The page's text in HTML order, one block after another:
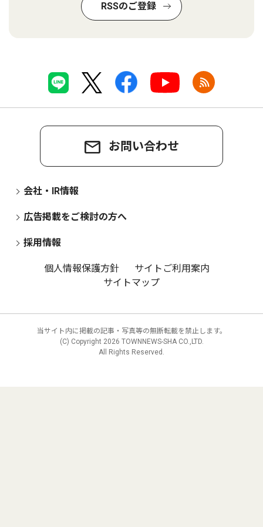
RSSのご登録
お問い合わせ
会社・IR情報
広告掲載をご検討の方へ
採用情報
個人情報保護方針
サイトご利用案内
サイトマップ
当サイト内に掲載の記事・写真等の無断転載を禁止します。
(C) Copyright 2026 TOWNNEWS-SHA CO.,LTD.
All Rights Reserved.